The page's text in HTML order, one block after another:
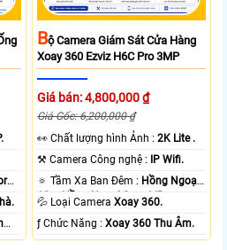
BỘ Camera Giám Sát Cửa Hàng
Xoay 360 Ezviz H6C Pro 3MP
Giá bán: 4,800,000 ₫
Giá Gốc: 6,200,000 ₫
️👀 Chất lượng hình Ảnh :2K Lite .
⚒ Camera Công nghệ : IP Wifi.
🔅 Tầm Xa Ban Đêm : Hồng Ngoại
10m Hồng Ngoại Smart IR.
💦 Loại CameraXoay 360.
️ƒ Chức Năng :Xoay 360 Thu Âm.